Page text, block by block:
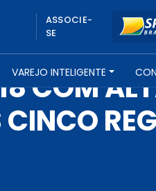
ASSOCIE-
SE
VAREJO INTELIGENTE
COM